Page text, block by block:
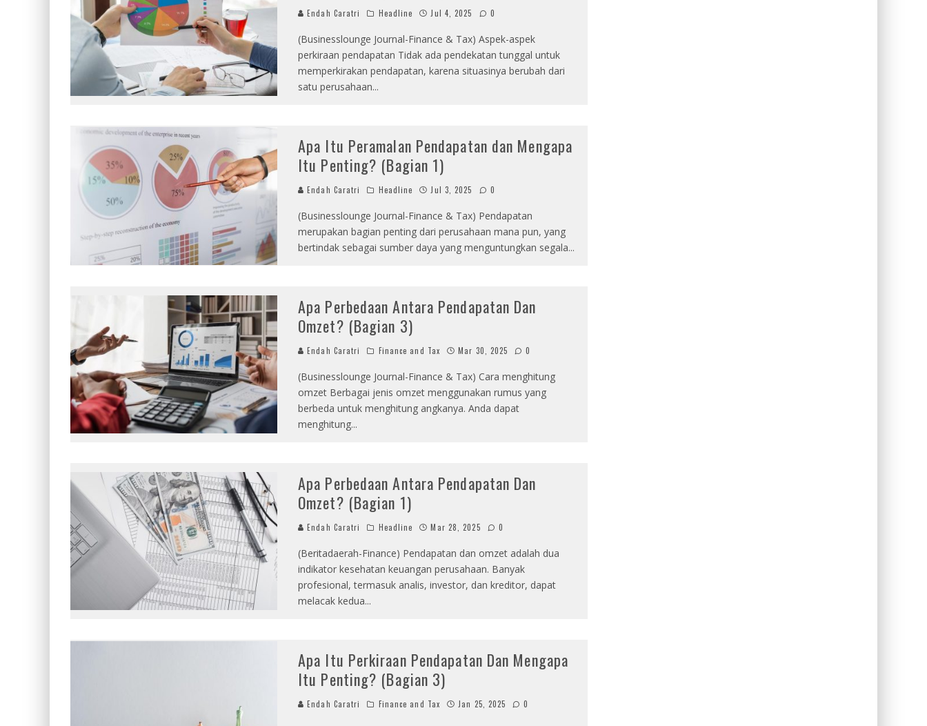
Endah Caratri Headline Jul 4, 2025 0
(Businesslounge Journal-Finance & Tax) Aspek-aspek
perkiraan pendapatan Tidak ada pendekatan tunggal untuk
memperkirakan pendapatan, karena situasinya berubah dari
satu perusahaan...
Apa Itu Peramalan Pendapatan dan Mengapa
Itu Penting? (Bagian 1)
Endah Caratri Headline Jul 3, 2025 0
(Businesslounge Journal-Finance & Tax) Pendapatan
merupakan bagian penting dari perusahaan mana pun, yang
bertindak sebagai sumber daya yang menguntungkan segala...
Apa Perbedaan Antara Pendapatan Dan
Omzet? (Bagian 3)
Endah Caratri Finance and Tax Mar 30, 2025 0
(Businesslounge Journal-Finance & Tax) Cara menghitung
omzet Berbagai jenis omzet menggunakan rumus yang
berbeda untuk menghitung angkanya. Anda dapat
menghitung...
Apa Perbedaan Antara Pendapatan Dan
Omzet? (Bagian 1)
Endah Caratri Headline Mar 28, 2025 0
(Beritadaerah-Finance) Pendapatan dan omzet adalah dua
indikator kesehatan keuangan perusahaan. Banyak
profesional, termasuk analis, investor, dan kreditor, dapat
melacak kedua...
Apa Itu Perkiraan Pendapatan Dan Mengapa
Itu Penting? (Bagian 3)
Endah Caratri Finance and Tax Jan 25, 2025 0